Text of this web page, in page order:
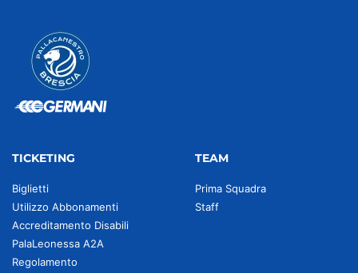
TICKETING
Biglietti
Utilizzo Abbonamenti
Accreditamento Disabili
PalaLeonessa A2A
Regolamento
TEAM
Prima Squadra
Staff